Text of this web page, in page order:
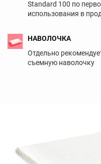
Standard 100 по
использования в
НАВОЛОЧКА
Отдельно
съемную наволочку